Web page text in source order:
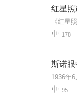
红星照
178
95